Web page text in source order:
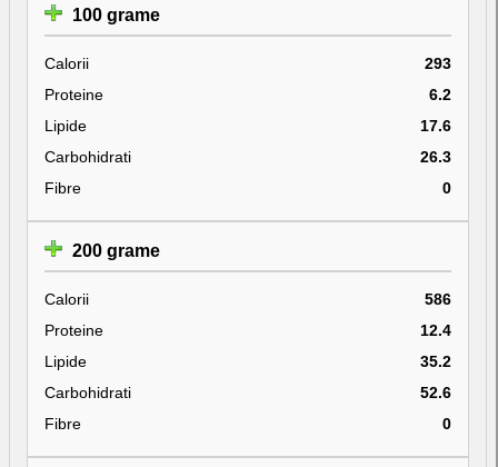
100 grame
Calorii
293
Proteine
6.2
Lipide
17.6
Carbohidrati
26.3
Fibre
0
200 grame
Calorii
586
Proteine
12.4
Lipide
35.2
Carbohidrati
52.6
Fibre
0